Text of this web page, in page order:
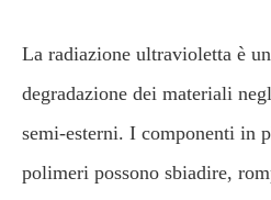
La radiazione ultravioletta è
degradazione dei materiali
semi-esterni. I componenti in
polimeri possono sbiadire,